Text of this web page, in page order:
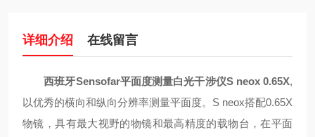
详细介绍 在线留言
西班牙Sensofar平面度测量白光干涉仪S neox 0.65X,
以优秀的横向和纵向分辨率测量平面度。S neox搭配0.65X
物镜，具有最大视野的物镜和最高精度的载物台，在平面